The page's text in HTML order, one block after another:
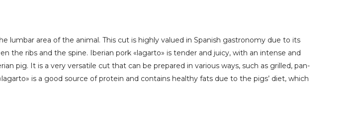
lumbar area of the animal. This cut is highly valued in Spanish gastronomy due to its
the ribs and the spine. Iberian pork «lagarto» is tender and juicy, with an intense and
pig. It is a very versatile cut that can be prepared in various ways, such as grilled, pan-
is a good source of protein and contains healthy fats due to the pigs’ diet, which